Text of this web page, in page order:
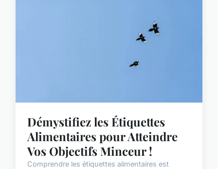
Démystifiez les Étiquettes
Alimentaires pour Atteindre
Vos Objectifs Minceur !
Comprendre les étiquettes alimentaires est